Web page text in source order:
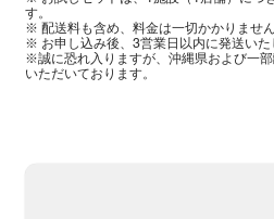
す。
※ 配送料も含め、料金は一切かかりません
※ お申し込み後、3営業日以内に発送いた
※誠に恐れ入りますが、沖縄県および一
いただいております。